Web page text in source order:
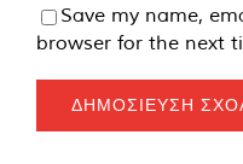
Save my name,
browser for the next